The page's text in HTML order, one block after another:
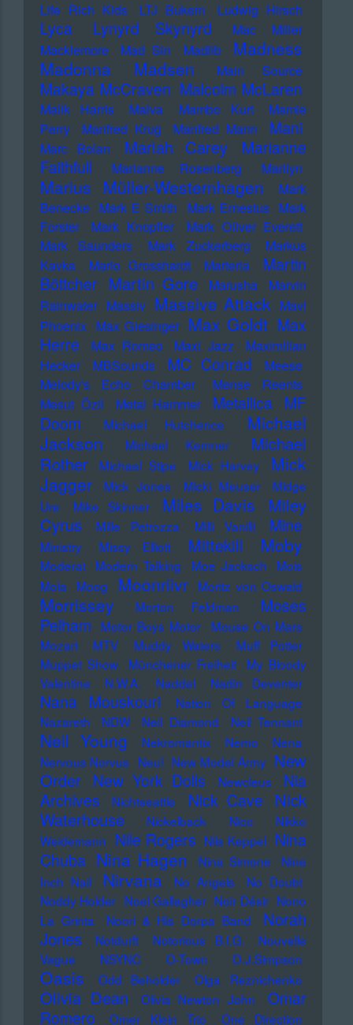
Life Rich Kids
LTJ Bukem Ludwig Hirsch
Lyca Lynyrd Skynyrd
Mac Miller
Macklemore
Mad Sin Madlib
Madness
Madonna
Madsen Main Source
Makaya McCraven Malcolm McLaren
Malik Harris Malva Mambo Kurt
Mamie
Perry
Manfred Krug Manfred Mann Mani
Marc Bolan Mariah Carey
Marianne
Faithfull
Marianne Rosenberg Marilyn
Marius Müller-Westernhagen
Mark
Benecke Mark E Smith Mark Ernestus Mark
Forster
Mark Knopfler
Mark Oliver Everett
Mark Saunders
Mark Zuckerberg
Markus
Kavka
Marlo Grosshardt Marteria
Martin
Böttcher Martin Gore Marusha
Marvin
Rainwater Massiv Massive Attack Mavi
Phoenix Max Giesinger Max Goldt Max
Herre
Max Romeo Maxi Jazz
Maximilian
Hecker
MBSounds MC Conrad
Meese
Melody's Echo Chamber
Mense Reents
Mesut Özil
Metal Hammer Metallica MF
Doom
Michael Hutchence
Michael
Jackson
Michael Kemner
Michael
Rother
Michael Stipe Mick Harvey
Mick
Jagger
Mick Jones Micki Meuser
Midge
Ure
Mike Skinner Miles Davis
Miley
Cyrus
Mille Petrozza Milli Vanilli Mine
Ministry Missy Elliott Mittekill Moby
Moderat Modern Talking Moe Jacksch
Mois
Mola
Moog Moonriivr Moritz von Oswald
Morrissey Morton Feldman
Moses
Pelham
Motor Boys Motor
Mouse On Mars
Mozart
MTV Muddy Waters
Muff Potter
Muppet Show
Münchener Freiheit
My Bloody
Valentine
N.W.A. Naddel Nadin Deventer
Nana Mouskouri
Nation Of Language
Nazareth
NDW Neil Diamond Neil Tennant
Neil Young Nekromantix Nemo
Nena
Nervous Norvus Neu! New Model Army New
Order New York Dolls Newcleus
Nia
Archives
Nichtseattle Nick Cave
Nick
Waterhouse
Nickelback Nico
Nikko
Weidemann Nile Rogers Nils Keppel Nina
Chuba Nina Hagen Nina Simone
Nine
Inch Nail
Nirvana No Angels
No Doubt
Noddy Holder Noel Gallagher Noir Désir Nono
La Grinta
Noori & His Dorpa Band
Norah
Jones
Notdurft Notorious B.I.G.
Nouvelle
Vague
NSYNC O-Town O.J.Simpson
Oasis Odd Beholder Olga Reznichenko
Olivia Dean Olivia Newton John
Omar
Romero
Omer Klein Trio One Direction